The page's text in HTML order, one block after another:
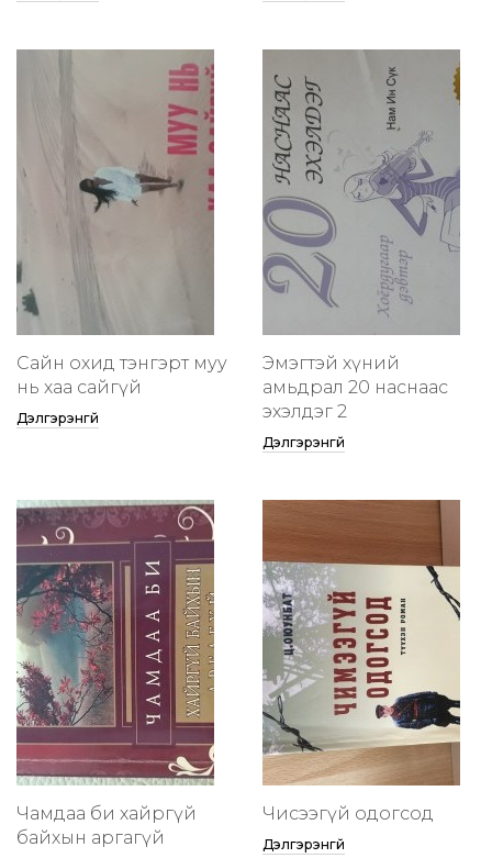
Сайн охид тэнгэрт муу
нь хаа сайгүй
Дэлгэрэнгүй
Эмэгтэй хүний
амьдрал 20 наснаас
эхэлдэг 2
Дэлгэрэнгүй
Чамдаа би хайргүй
байхын аргагүй
Чисээгүй одогсод
Дэлгэрэнгүй